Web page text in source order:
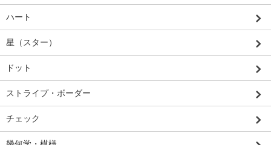
ハート
星（スター）
ドット
ストライプ・ボーダー
チェック